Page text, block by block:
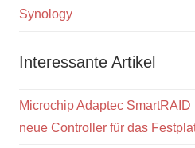
Synology
Interessante Artikel
Microchip Adaptec
neue Controller für das